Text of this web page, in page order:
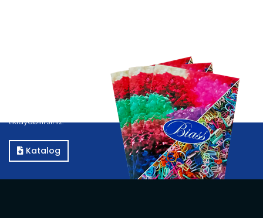
Kataloğumuzu görüntülemek için E-Katalog butonuna
tıklayabilirsiniz.
Katalog